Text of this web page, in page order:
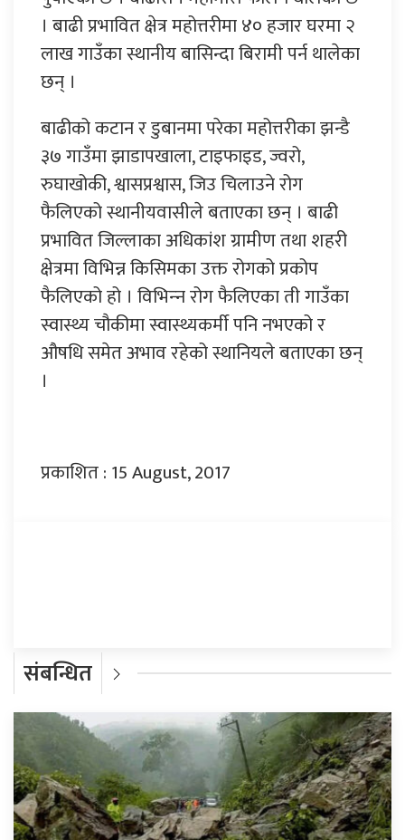
। बाढी प्रभावित क्षेत्र महोत्तरीमा ४० हजार घरमा २
लाख गाउँका स्थानीय बासिन्दा बिरामी पर्न थालेका
छन् ।
बाढीको कटान र डुबानमा परेका महोत्तरीका झन्डै
३७ गाउँमा झाडापखाला, टाइफाइड, ज्वरो,
रुघाखोकी, श्वासप्रश्वास, जिउ चिलाउने रोग
फैलिएको स्थानीयवासीले बताएका छन् । बाढी
प्रभावित जिल्लाका अधिकांश ग्रामीण तथा शहरी
क्षेत्रमा विभिन्न किसिमका उक्त रोगको प्रकोप
फैलिएको हो । विभिन्‍न रोग फैलिएका ती गाउँका
स्वास्थ्य चौकीमा स्वास्थ्यकर्मी पनि नभएको र
औषधि समेत अभाव रहेको स्थानियले बताएका छन्
।
प्रकाशित : 15 August, 2017
संबन्धित